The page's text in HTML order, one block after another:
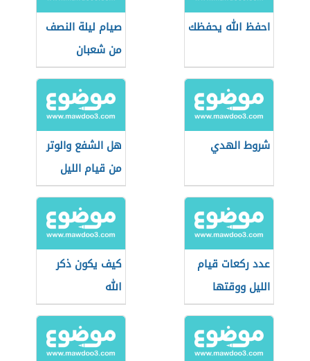
احفظ الله يحفظك
صيام ليلة النصف
من شعبان
شروط الهدي
هل الشفع والوتر
من قيام الليل
عدد ركعات قيام
الليل ووقتها
كيف يكون ذكر
الله